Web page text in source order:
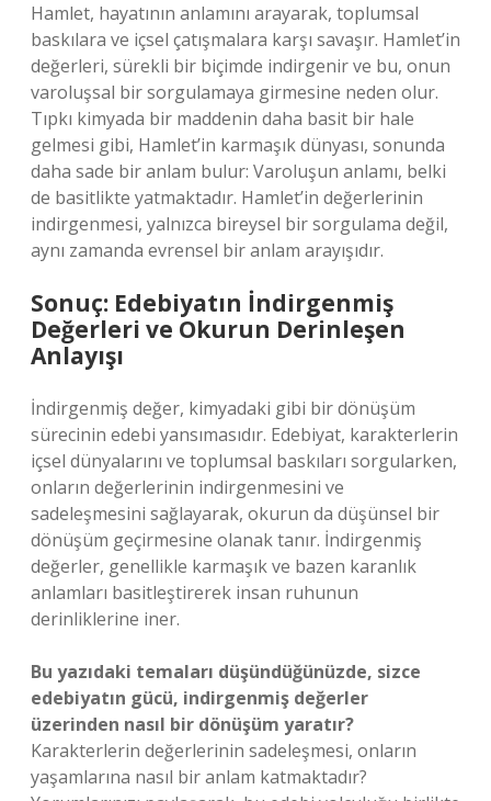
Hamlet, hayatının anlamını arayarak, toplumsal
baskılara ve içsel çatışmalara karşı savaşır. Hamlet’in
değerleri, sürekli bir biçimde indirgenir ve bu, onun
varoluşsal bir sorgulamaya girmesine neden olur.
Tıpkı kimyada bir maddenin daha basit bir hale
gelmesi gibi, Hamlet’in karmaşık dünyası, sonunda
daha sade bir anlam bulur: Varoluşun anlamı, belki
de basitlikte yatmaktadır. Hamlet’in değerlerinin
indirgenmesi, yalnızca bireysel bir sorgulama değil,
aynı zamanda evrensel bir anlam arayışıdır.
Sonuç: Edebiyatın İndirgenmiş
Değerleri ve Okurun Derinleşen
Anlayışı
İndirgenmiş değer, kimyadaki gibi bir dönüşüm
sürecinin edebi yansımasıdır. Edebiyat, karakterlerin
içsel dünyalarını ve toplumsal baskıları sorgularken,
onların değerlerinin indirgenmesini ve
sadeleşmesini sağlayarak, okurun da düşünsel bir
dönüşüm geçirmesine olanak tanır. İndirgenmiş
değerler, genellikle karmaşık ve bazen karanlık
anlamları basitleştirerek insan ruhunun
derinliklerine iner.
Bu yazıdaki temaları düşündüğünüzde, sizce
edebiyatın gücü, indirgenmiş değerler
üzerinden nasıl bir dönüşüm yaratır?
Karakterlerin değerlerinin sadeleşmesi, onların
yaşamlarına nasıl bir anlam katmaktadır?